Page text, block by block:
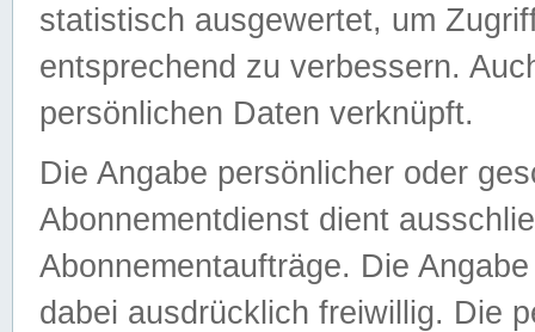
statistisch ausgewertet, um
entsprechend zu verbessern.
persönlichen Daten verknüpft.
Die Angabe persönlicher oder
Abonnementdienst dient
Abonnementaufträge. Die
dabei ausdrücklich freiwillig. Die